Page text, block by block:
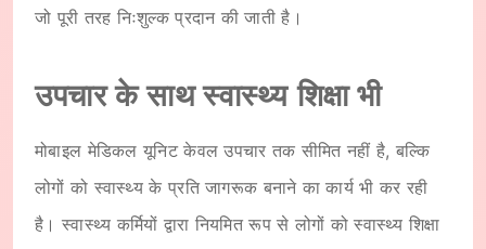
जो पूरी तरह निःशुल्क प्रदान की जाती है।
उपचार के साथ स्वास्थ्य शिक्षा भी
मोबाइल मेडिकल यूनिट केवल उपचार तक सीमित नहीं है, बल्कि
लोगों को स्वास्थ्य के प्रति जागरूक बनाने का कार्य भी कर रही
है। स्वास्थ्य कर्मियों द्वारा नियमित रूप से लोगों को स्वास्थ्य शिक्षा